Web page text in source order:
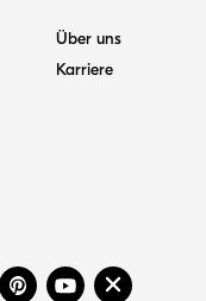
Über uns
Karriere